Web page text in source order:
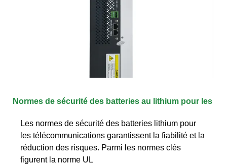
Normes de sécurité des batteries au lithium pour les
Les normes de sécurité des batteries lithium pour
les télécommunications garantissent la fiabilité et la
réduction des risques. Parmi les normes clés
figurent la norme UL